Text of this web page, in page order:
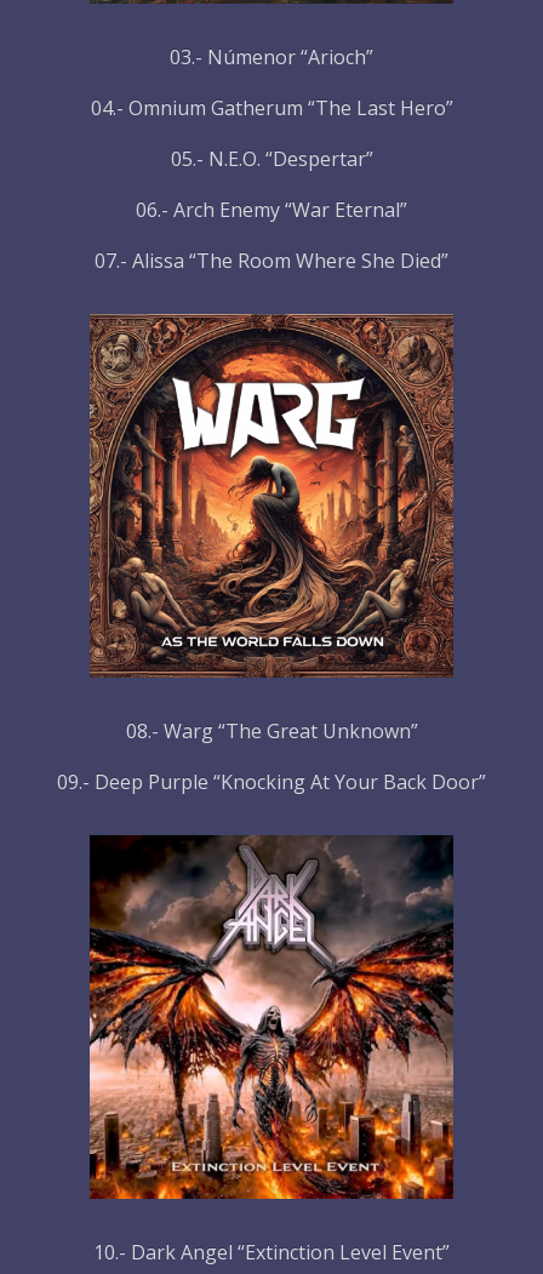
03.- Númenor “Arioch”
04.- Omnium Gatherum “The Last Hero”
05.- N.E.O. “Despertar”
06.- Arch Enemy “War Eternal”
07.- Alissa “The Room Where She Died”
08.- Warg “The Great Unknown”
09.- Deep Purple “Knocking At Your Back Door”
10.- Dark Angel “Extinction Level Event”